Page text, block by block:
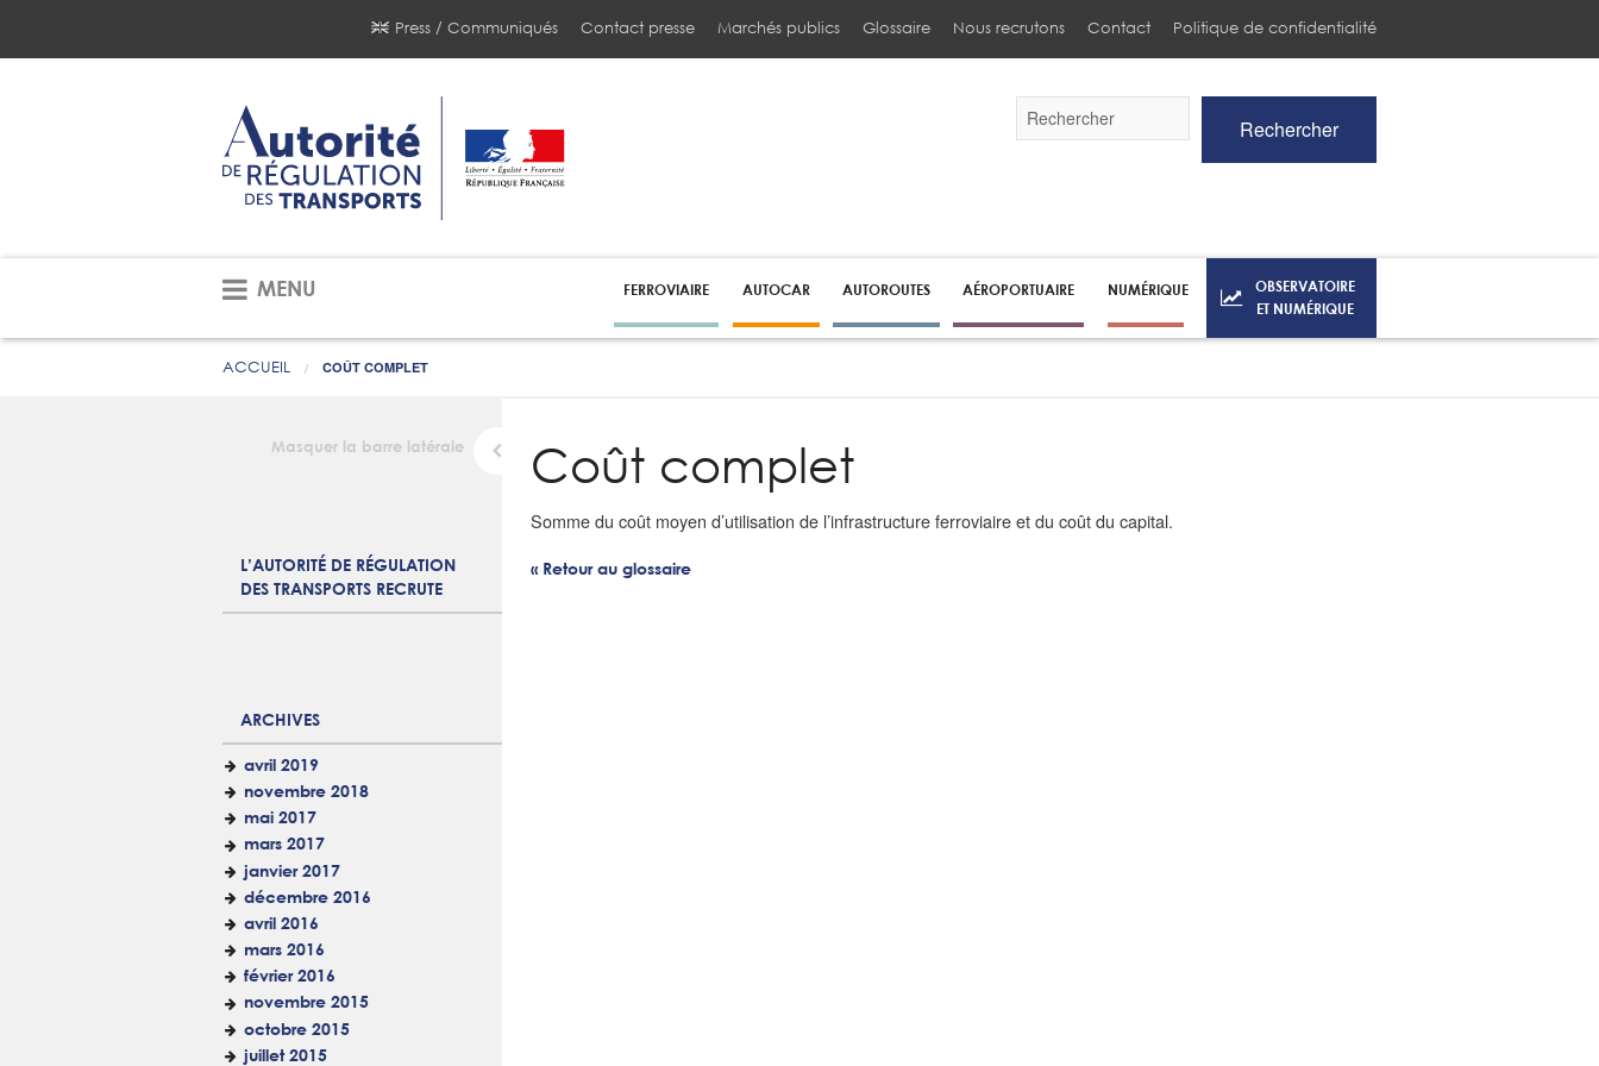
Press / Communiqués Contact presse Marchés publics Glossaire Nous recrutons Contact Politique de confidentialité
par
la
Rechercher
FERROVIAIRE AUTOCAR AUTOROUTES AÉROPORTUAIRE NUMÉRIQUE
OBSERVATOIRE
ET NUMÉRIQUE
MENU
ACCUEIL COÛT COMPLET
Masquer la barre latérale
L’AUTORITÉ DE RÉGULATION
DES TRANSPORTS RECRUTE
ARCHIVES
avril 2019
novembre 2018
mai 2017
mars 2017
janvier 2017
décembre 2016
avril 2016
mars 2016
février 2016
novembre 2015
octobre 2015
juillet 2015
Coût complet
Somme du coût moyen d’utilisation de l’infrastructure ferroviaire et du coût du capital.
« Retour au glossaire